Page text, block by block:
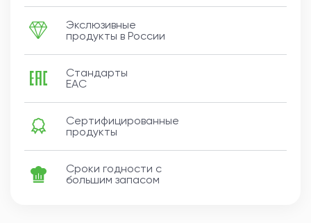
Экслюзивные
продукты в России
Стандарты
ЕАС
Сертифицированные
продукты
Сроки годности с
большим запасом